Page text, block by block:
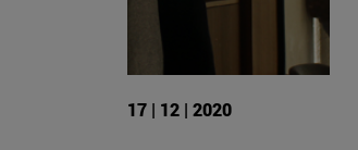
17 | 12 | 2020